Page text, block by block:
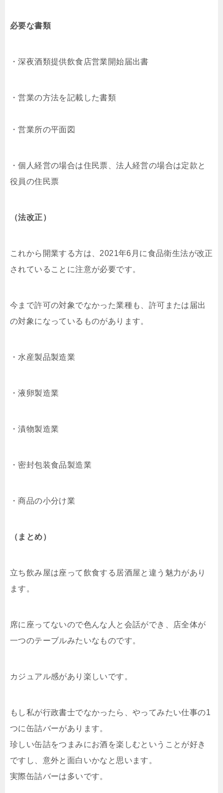
必要な書類
・深夜酒類提供飲食店営業開始届出書
・営業の方法を記載した書類
・営業所の平面図
・個人経営の場合は住民票、法人経営の場合は定款と
役員の住民票
（法改正）
これから開業する方は、2021年6月に食品衛生法が改正
されていることに注意が必要です。
今まで許可の対象でなかった業種も、許可または届出
の対象になっているものがあります。
・水産製品製造業
・液卵製造業
・漬物製造業
・密封包装食品製造業
・商品の小分け業
（まとめ）
立ち飲み屋は座って飲食する居酒屋と違う魅力があり
ます。
席に座ってないので色んな人と会話ができ、店全体が
一つのテーブルみたいなものです。
カジュアル感があり楽しいです。
もし私が行政書士でなかったら、やってみたい仕事の1
つに缶詰バーがあります。
珍しい缶詰をつまみにお酒を楽しむということが好き
ですし、意外と面白いかなと思います。
実際缶詰バーは多いです。